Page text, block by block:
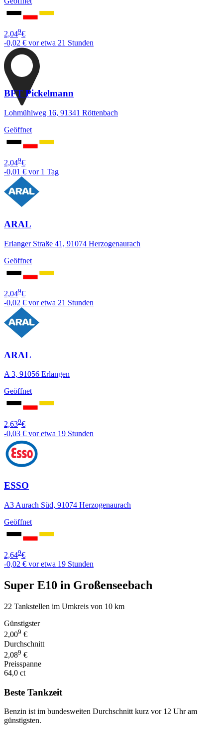
2,049€
-0,02 € vor etwa 21 Stunden
BFT Pickelmann
Lohmühlweg 16, 91341 Röttenbach
Geöffnet
2,049€
-0,01 € vor 1 Tag
ARAL
Erlanger Straße 41, 91074 Herzogenaurach
Geöffnet
2,049€
-0,02 € vor etwa 21 Stunden
ARAL
A 3, 91056 Erlangen
Geöffnet
2,639€
-0,03 € vor etwa 19 Stunden
ESSO
A3 Aurach Süd, 91074 Herzogenaurach
Geöffnet
2,649€
-0,02 € vor etwa 19 Stunden
Super E10 in Großenseebach
22 Tankstellen im Umkreis von 10 km
Günstigster
2,009 €
Durchschnitt
2,089 €
Preisspanne
64,0 ct
Beste Tankzeit
Benzin ist im bundesweiten Durchschnitt kurz vor 12 Uhr am
günstigsten.